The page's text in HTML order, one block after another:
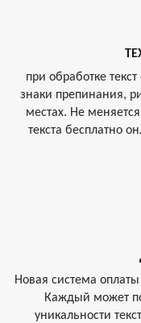
при обработке
знаки препинания,
местах. Не
текста бесплатно
Новая система
Каждый может
уникальности